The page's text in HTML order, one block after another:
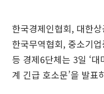
한국경제인협회, 대한
한국무역협회, 중소기
등 경제6단체는 3일 ‘
계 긴급 호소문’을 발표